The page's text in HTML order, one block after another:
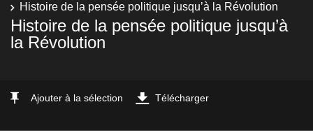
Histoire de la pensée politique jusqu’à la Révolution
Histoire de la pensée politique jusqu’à
la Révolution
Ajouter à la sélection Télécharger